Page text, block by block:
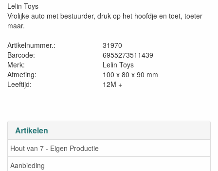
Artikelen
Hout van 7 - Eigen Productie
Aanbieding
Lelin Toys
Vrolijke auto met bestuurder, druk op het hoofdje en toet, toeter
maar.
Artikelnummer.:
31970
Barcode:
6955273511439
Merk:
Lelin Toys
Afmeting:
100 x 80 x 90 mm
Leeftijd:
12M +